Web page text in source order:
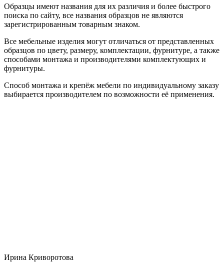
Образцы имеют названия для их различия и более быстрого
поиска по сайту, все названия образцов не являются
зарегистрированным товарным знаком.
Все мебельные изделия могут отличаться от представленных
образцов по цвету, размеру, комплектации, фурнитуре, а также
способами монтажа и производителями комплектующих и
фурнитуры.
Способ монтажа и крепёж мебели по индивидуальному заказу
выбирается производителем по возможности её применения.
Ирина Криворотова